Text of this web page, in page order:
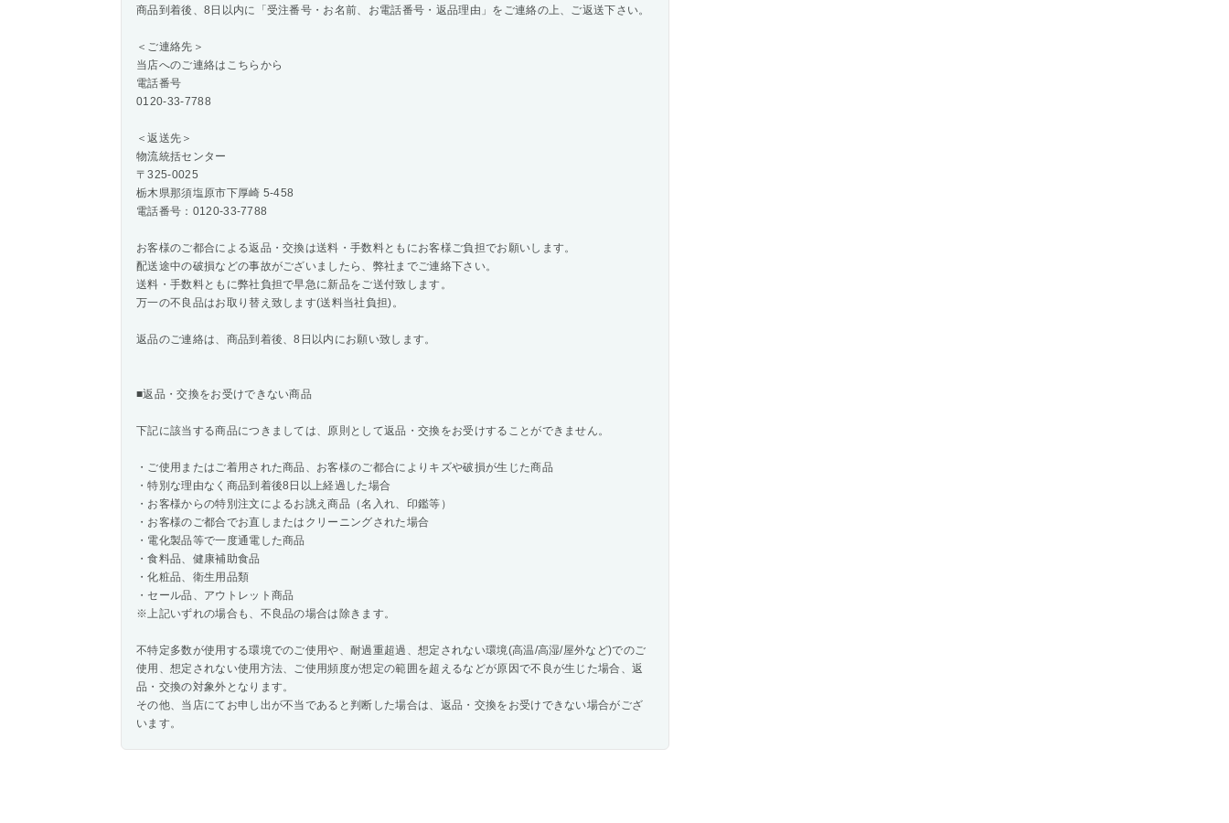
商品到着後、8日以内に「受注番号・お名前、お電話番号・返品理由」をご連絡の上、ご返送下さい。
＜ご連絡先＞
当店へのご連絡はこちらから
電話番号
0120-33-7788
＜返送先＞
物流統括センター
〒325-0025
栃木県那須塩原市下厚崎 5-458
電話番号：0120-33-7788
お客様のご都合による返品・交換は送料・手数料ともにお客様ご負担でお願いします。
配送途中の破損などの事故がございましたら、弊社までご連絡下さい。
送料・手数料ともに弊社負担で早急に新品をご送付致します。
万一の不良品はお取り替え致します(送料当社負担)。
返品のご連絡は、商品到着後、8日以内にお願い致します。
■返品・交換をお受けできない商品
下記に該当する商品につきましては、原則として返品・交換をお受けすることができません。
・ご使用またはご着用された商品、お客様のご都合によりキズや破損が生じた商品
・特別な理由なく商品到着後8日以上経過した場合
・お客様からの特別注文によるお誂え商品（名入れ、印鑑等）
・お客様のご都合でお直しまたはクリーニングされた場合
・電化製品等で一度通電した商品
・食料品、健康補助食品
・化粧品、衛生用品類
・セール品、アウトレット商品
※上記いずれの場合も、不良品の場合は除きます。
不特定多数が使用する環境でのご使用や、耐過重超過、想定されない環境(高温/高湿/屋外など)でのご
使用、想定されない使用方法、ご使用頻度が想定の範囲を超えるなどが原因で不良が生じた場合、返
品・交換の対象外となります。
その他、当店にてお申し出が不当であると判断した場合は、返品・交換をお受けできない場合がござ
います。